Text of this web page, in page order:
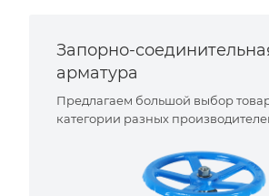
Запорно-
арматура
Предлагаем большой выбор
категории разных